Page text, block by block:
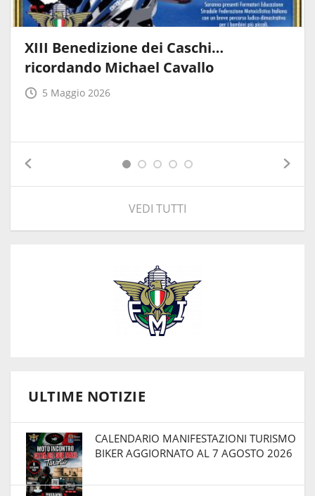
XIII Benedizione dei Caschi…
ricordando Michael Cavallo
5 Maggio 2026
VEDI TUTTI
ULTIME NOTIZIE
CALENDARIO MANIFESTAZIONI TURISMO
BIKER AGGIORNATO AL 7 AGOSTO 2026